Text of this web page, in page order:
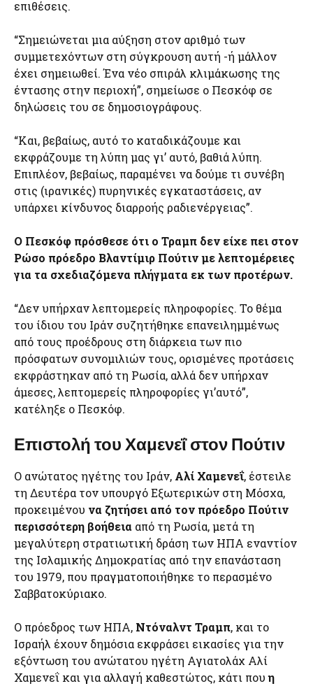
επιθέσεις.
“Σημειώνεται μια αύξηση στον αριθμό των
συμμετεχόντων στη σύγκρουση αυτή -ή μάλλον
έχει σημειωθεί. Ένα νέο σπιράλ κλιμάκωσης της
έντασης στην περιοχή”, σημείωσε ο Πεσκόφ σε
δηλώσεις του σε δημοσιογράφους.
“Και, βεβαίως, αυτό το καταδικάζουμε και
εκφράζουμε τη λύπη μας γι’ αυτό, βαθιά λύπη.
Επιπλέον, βεβαίως, παραμένει να δούμε τι συνέβη
στις (ιρανικές) πυρηνικές εγκαταστάσεις, αν
υπάρχει κίνδυνος διαρροής ραδιενέργειας”.
Ο Πεσκόφ πρόσθεσε ότι ο Τραμπ δεν είχε πει στον
Ρώσο πρόεδρο Βλαντίμιρ Πούτιν με λεπτομέρειες
για τα σχεδιαζόμενα πλήγματα εκ των προτέρων.
“Δεν υπήρχαν λεπτομερείς πληροφορίες. Το θέμα
του ίδιου του Ιράν συζητήθηκε επανειλημμένως
από τους προέδρους στη διάρκεια των πιο
πρόσφατων συνομιλιών τους, ορισμένες προτάσεις
εκφράστηκαν από τη Ρωσία, αλλά δεν υπήρχαν
άμεσες, λεπτομερείς πληροφορίες γι’αυτό”,
κατέληξε ο Πεσκόφ.
Επιστολή του Χαμενεΐ στον Πούτιν
Ο ανώτατος ηγέτης του Ιράν, Αλί Χαμενεΐ, έστειλε
τη Δευτέρα τον υπουργό Εξωτερικών στη Μόσχα,
προκειμένου να ζητήσει από τον πρόεδρο Πούτιν
περισσότερη βοήθεια από τη Ρωσία, μετά τη
μεγαλύτερη στρατιωτική δράση των ΗΠΑ εναντίον
της Ισλαμικής Δημοκρατίας από την επανάσταση
του 1979, που πραγματοποιήθηκε το περασμένο
Σαββατοκύριακο.
Ο πρόεδρος των ΗΠΑ, Ντόναλντ Τραμπ, και το
Ισραήλ έχουν δημόσια εκφράσει εικασίες για την
εξόντωση του ανώτατου ηγέτη Αγιατολάχ Αλί
Χαμενεΐ και για αλλαγή καθεστώτος, κάτι πουη